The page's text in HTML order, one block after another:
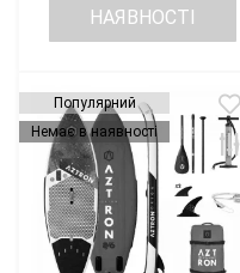
НАЯВНОСТІ
Популярний
Немає в наявності